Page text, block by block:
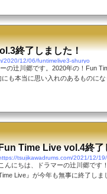
企画制作したものです。こんなブ
に出演できると言うても当然出演
が初めてという人もいるわけです
人、リハーサルよりうまく演奏で
きなかった人、いろんな人がいまし
終了しました！
2020/12/06/funtimelive3-shuryo
の辻川郷です。2020年の！Fun
も本当に思い入れのあるものに
ステージに立つという方もたくさ
Time Live vol.4終了
tsujikawadrums.com/2021/12/
んにちは、ドラマーの辻川郷です
Live』が今年も無事に終了し